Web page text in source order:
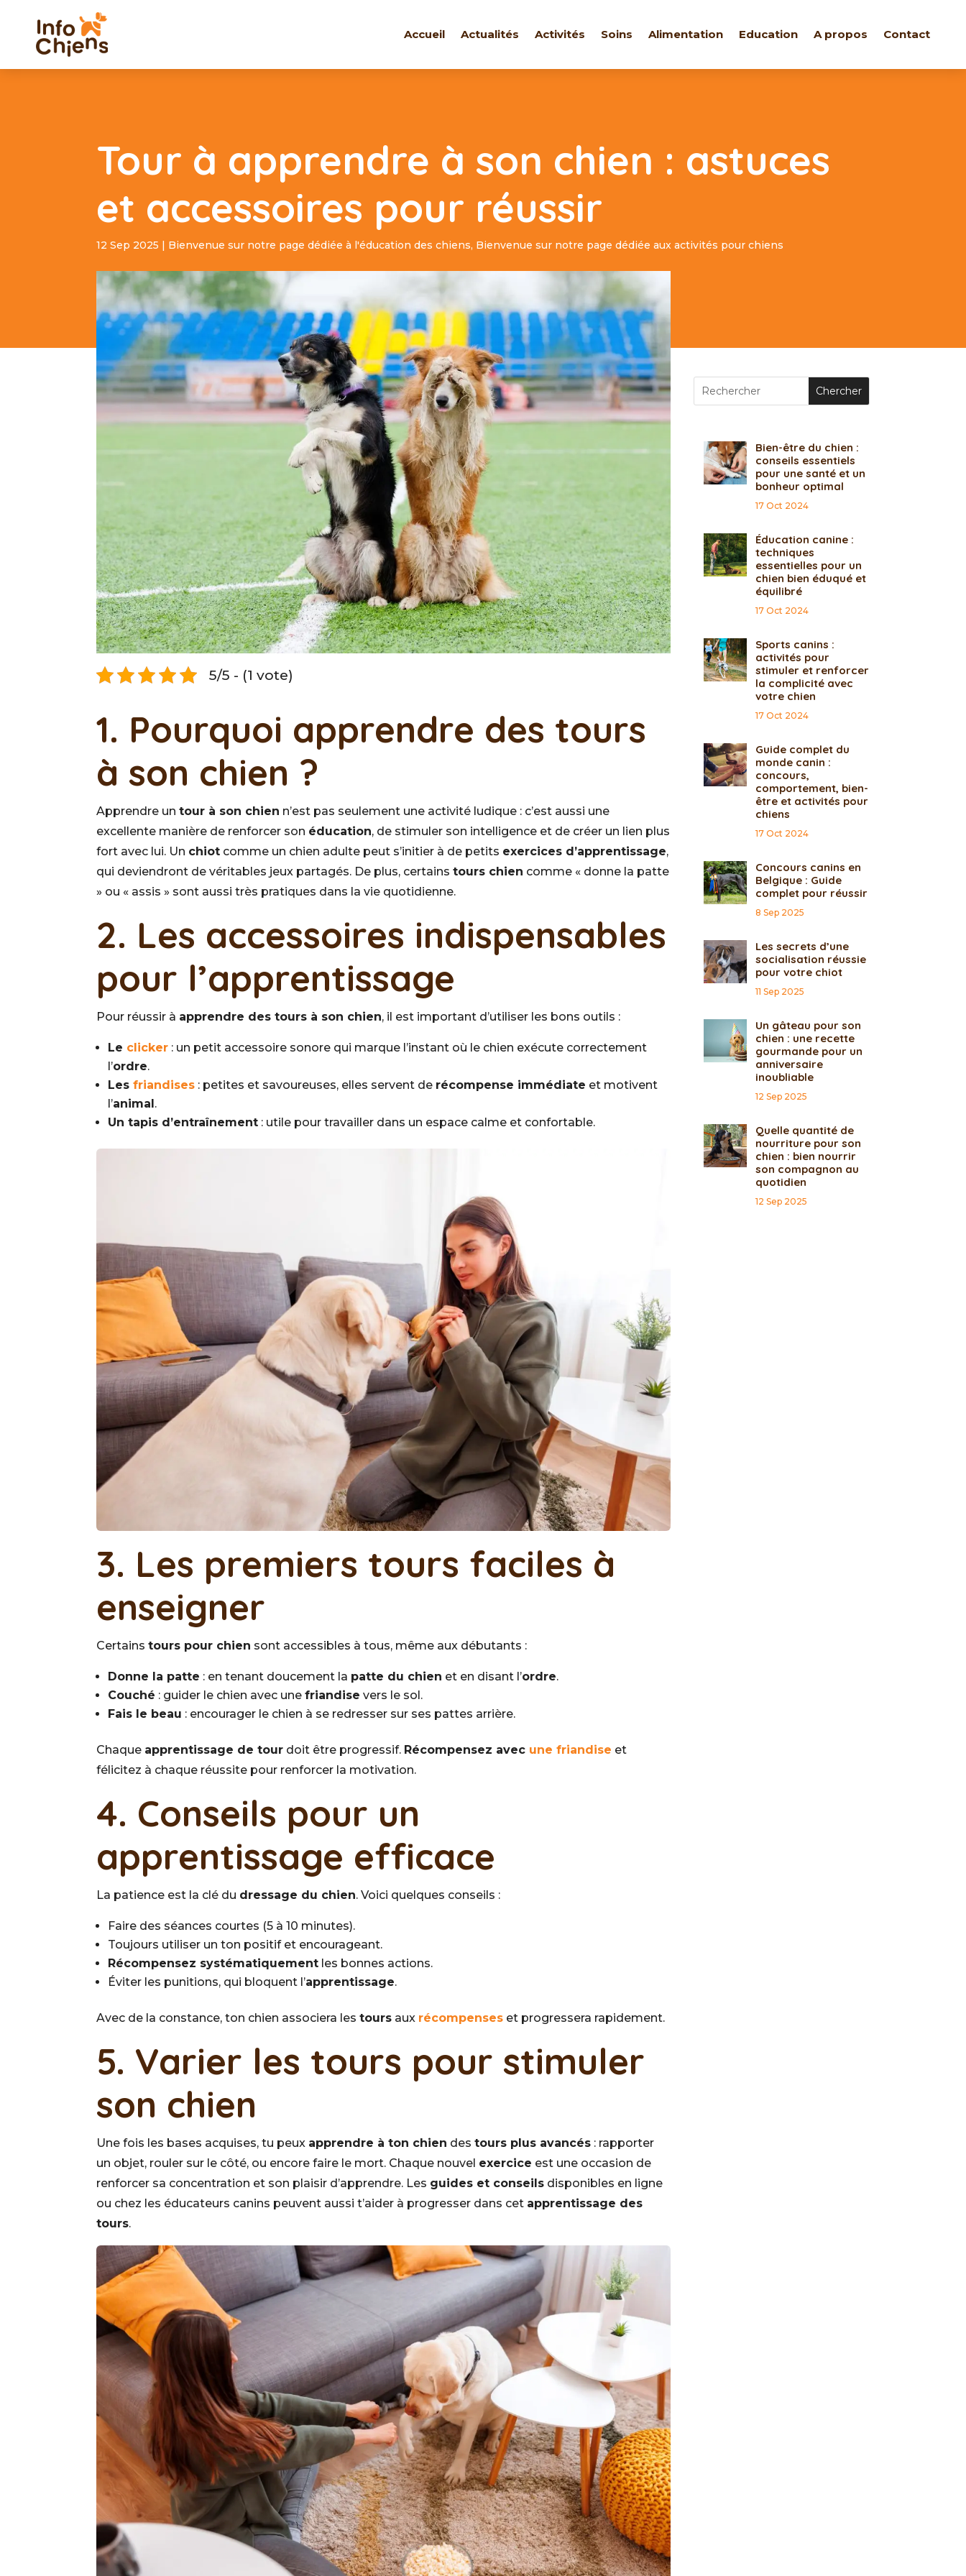
Accueil Actualités Activités Soins Alimentation Education A propos Contact
Tour à apprendre à son chien : astuces
et accessoires pour réussir
12 Sep 2025 | Bienvenue sur notre page dédiée à l'éducation des chiens, Bienvenue sur notre page dédiée aux activités pour chiens
5/5 - (1 vote)
1. Pourquoi apprendre des tours
à son chien ?
Apprendre untour à son chien n’est pas seulement une activité ludique : c’est aussi une
excellente manière de renforcer son éducation, de stimuler son intelligence et de créer un lien plus
fort avec lui. Un chiot comme un chien adulte peut s’initier à de petits exercices d’apprentissage,
qui deviendront de véritables jeux partagés. De plus, certainstours chien comme « donne la patte
» ou « assis » sont aussi très pratiques dans la vie quotidienne.
2. Les accessoires indispensables
pour l’apprentissage
Pour réussir à apprendre des tours à son chien, il est important d’utiliser les bons outils :
Le clicker : un petit accessoire sonore qui marque l’instant où le chien exécute correctement
l’ordre.
Les friandises : petites et savoureuses, elles servent de récompense immédiate et motivent
l’animal .
Un tapis d’entraînement : utile pour travailler dans un espace calme et confortable.
3. Les premiers tours faciles à
enseigner
Certainstours pour chien sont accessibles à tous, même aux débutants :
Donne la patte : en tenant doucement la patte du chien et en disant l’ordre.
Couché : guider le chien avec unefriandise vers le sol.
Fais le beau : encourager le chien à se redresser sur ses pattes arrière.
Chaque apprentissage de tour doit être progressif. Récompensez avec une friandise et
félicitez à chaque réussite pour renforcer la motivation.
4. Conseils pour un
apprentissage efficace
La patience est la clé du dressage du chien. Voici quelques conseils :
Faire des séances courtes (5 à 10 minutes).
Toujours utiliser un ton positif et encourageant.
Récompensez systématiquement les bonnes actions.
Éviter les punitions, qui bloquent l’apprentissage.
Avec de la constance, ton chien associera lestours aux récompenses et progressera rapidement.
5. Varier les tours pour stimuler
son chien
Une fois les bases acquises, tu peux apprendre à ton chien destours plus avancés : rapporter
un objet, rouler sur le côté, ou encore faire le mort. Chaque nouvel exercice est une occasion de
renforcer sa concentration et son plaisir d’apprendre. Les guides et conseils disponibles en ligne
ou chez les éducateurs canins peuvent aussi t’aider à progresser dans cet apprentissage des
tours.
Bien-être du chien :
conseils essentiels
pour une santé et un
bonheur optimal
17 Oct 2024
Éducation canine :
techniques
essentielles pour un
chien bien éduqué et
équilibré
17 Oct 2024
Sports canins :
activités pour
stimuler et renforcer
la complicité avec
votre chien
17 Oct 2024
Guide complet du
monde canin :
concours,
comportement, bien-
être et activités pour
chiens
17 Oct 2024
Concours canins en
Belgique : Guide
complet pour réussir
8 Sep 2025
Les secrets d’une
socialisation réussie
pour votre chiot
11 Sep 2025
Un gâteau pour son
chien : une recette
gourmande pour un
anniversaire
inoubliable
12 Sep 2025
Quelle quantité de
nourriture pour son
chien : bien nourrir
son compagnon au
quotidien
12 Sep 2025